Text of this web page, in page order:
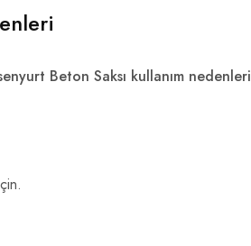
Beton Saksı kullanım nedenleri